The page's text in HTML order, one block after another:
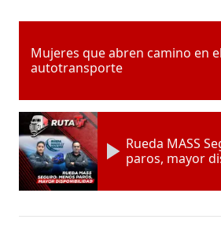
Mujeres que abren camino en el
autotransporte
Rueda MASS
paros, mayor